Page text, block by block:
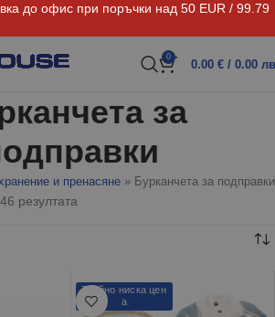
до офис при поръчки над 50 EUR / 99.79
0
0.00 € / 0.00
за
и пренасяне » Бурканчета за подправки
резултата
Трайно ниска цен
а